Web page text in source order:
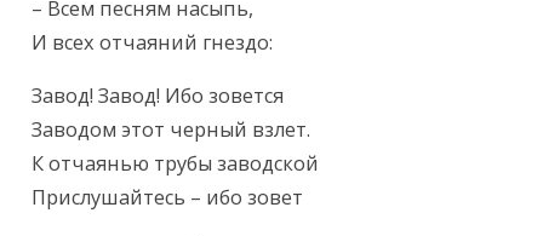
– Всем песням насыпь,
И всех отчаяний гнездо:
Завод! Завод! Ибо зовется
Заводом этот черный взлет.
К отчаянью трубы заводской
Прислушайтесь – ибо зовет